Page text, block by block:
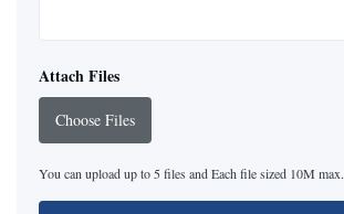
Attach Files
Choose Files
You can upload up to 5 files and Each file sized 10M max.